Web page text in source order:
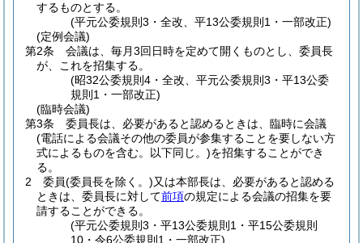
するものとする。
(平元公委規則3・全改、平13公委規則1・一部改正)
(定例会議)
第2条
会議は、毎月3回日時を定めて開くものとし、委員長
が、これを招集する。
(昭32公委規則4・全改、平元公委規則3・平13公委
規則1・一部改正)
(臨時会議)
第3条
委員長は、必要があると認めるときは、臨時に会議
(電話による会議その他の委員が参集することを要しない方
式によるものを含む。以下同じ。)を招集することができ
る。
2
委員(委員長を除く。)又は本部長は、必要があると認める
ときは、委員長に対して前項の規定による会議の招集を要
請することができる。
(平元公委規則3・平13公委規則1・平15公委規則
10・令6公委規則1・一部改正)